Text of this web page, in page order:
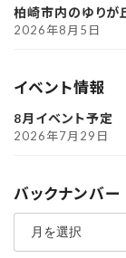
柏崎市内のゆり
2026年8月5日
イベント情報
8月イベント予定
2026年7月29日
バックナンバー
ア
カ